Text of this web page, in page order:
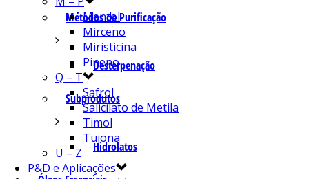
Métodos de Purificação
Desterpenação
Subprodutos
Hidrolatos
Mentol
Mirceno
Miristicina
Pineno
Q – T
Safrol
Salicilato de Metila
Timol
Tujona
U – Z
P&D e Aplicações